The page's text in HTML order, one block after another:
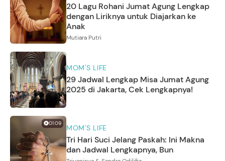
20 Lagu Rohani Jumat Agung Lengkap
dengan Liriknya untuk Diajarkan ke
Anak
Mutiara Putri
MOM'S LIFE
29 Jadwal Lengkap Misa Jumat Agung
2025 di Jakarta, Cek Lengkapnya!
01:09 MOM'S LIFE
Tri Hari Suci Jelang Paskah: Ini Makna
dan Jadwal Lengkapnya, Bun